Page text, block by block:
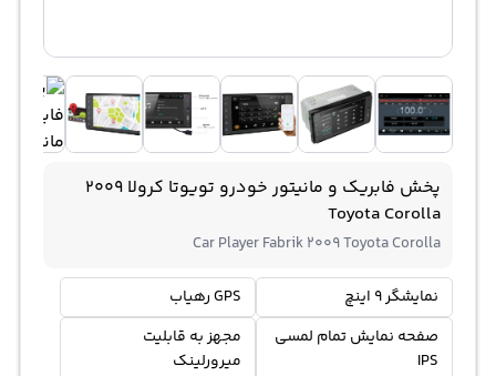
پخش فابریک و مانیتور خودرو تویوتا کرولا 2009
Toyota Corolla
Car Player Fabrik 2009 Toyota Corolla
نمایشگر 9 اینچ
GPS رهياب
صفحه نمایش تمام لمسی
IPS
مجهز به قابلیت
میرورلینک